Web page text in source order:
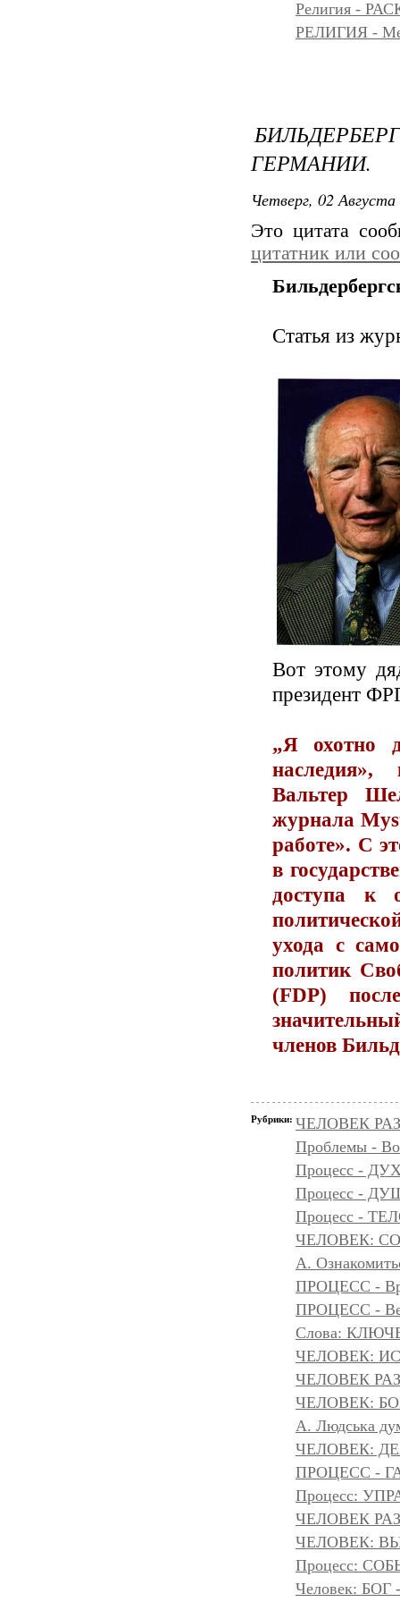
Религия -
РЕЛИГИЯ -
ГЕРМАНИИ.
Четверг, 02
Это цитата
цитатник или
Статья из
Вот этому
президент
„Я охотно
Вальтер
журнала
работе». С
в
доступа к
ухода с
политик
(FDP)
членов
Рубрики: ЧЕЛОВЕК
Проблемы -
Процесс -
Процесс -
Процесс -
ЧЕЛОВЕК:
А.
ПРОЦЕСС -
ПРОЦЕСС -
Слова:
ЧЕЛОВЕК:
ЧЕЛОВЕК
ЧЕЛОВЕК:
A. Людська
ЧЕЛОВЕК:
ПРОЦЕСС -
Процесс:
ЧЕЛОВЕК
ЧЕЛОВЕК:
Процесс:
Человек: